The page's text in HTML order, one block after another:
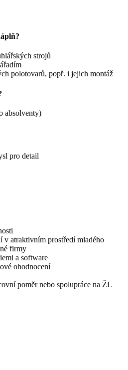
strojů
polotovarů, popř. i jejich montáž
absolventy)
pro detail
v atraktivním prostředí mladého
firmy
a software
ohodnocení
poměr nebo spolupráce na ŽL